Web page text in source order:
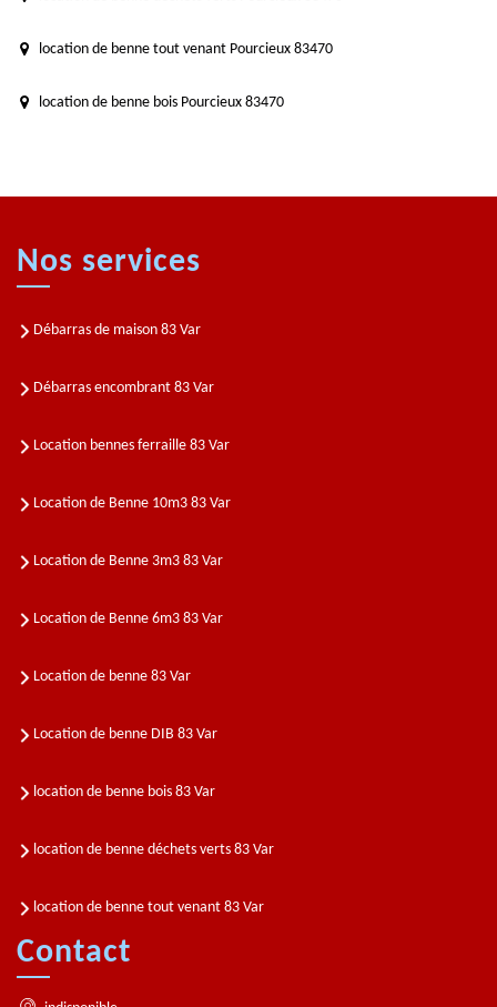
location de benne tout venant Pourcieux 83470
location de benne bois Pourcieux 83470
Nos services
Débarras de maison 83 Var
Débarras encombrant 83 Var
Location bennes ferraille 83 Var
Location de Benne 10m3 83 Var
Location de Benne 3m3 83 Var
Location de Benne 6m3 83 Var
Location de benne 83 Var
Location de benne DIB 83 Var
location de benne bois 83 Var
location de benne déchets verts 83 Var
location de benne tout venant 83 Var
Contact